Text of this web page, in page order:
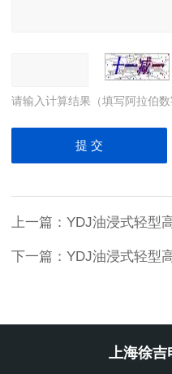
请输入计算结果（填写阿拉伯
上一篇： YDJ油浸式轻型高
下一篇： YDJ油浸式轻型高
上海徐吉